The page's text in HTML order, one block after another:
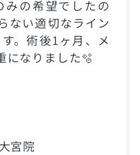
みの希望でしたの
ない適切なライン
。術後1ヶ月、メ
になりました🫧
宮院